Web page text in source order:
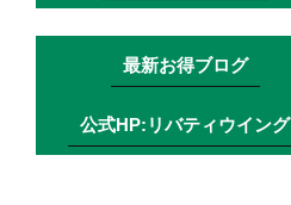
最新お得ブログ
公式HP:リバティウイング